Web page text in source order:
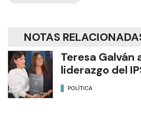
NOTAS
Teresa Galván
liderazgo del
POLÍTICA